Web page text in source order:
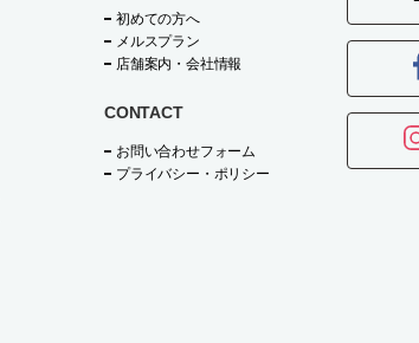
初めての方へ
メルスプラン
店舗案内・会社情報
CONTACT
お問い合わせフォーム
プライバシー・ポリシー